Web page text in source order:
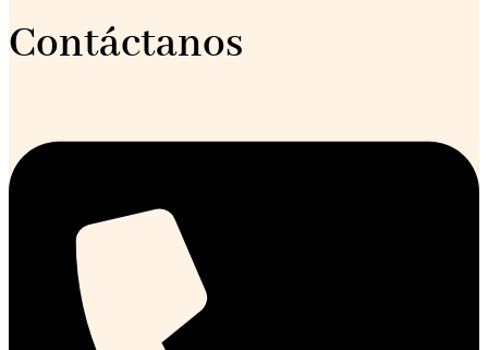
Contáctanos